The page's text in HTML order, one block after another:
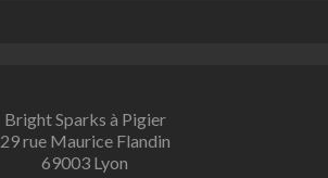
Bright Sparks à Pigier
29 rue Maurice Flandin
69003 Lyon